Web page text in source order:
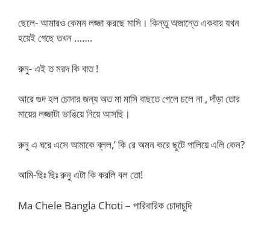
ছেলে- আমারও কেমন লজ্জা করছে মাসি। কিন্তু অজান্তে একবার যখন
হয়েই গেছে তখন …….
রুনু- এই ত মরদ কি বাত !
আরে গুদ হল চোদার জন্য অত মা মাসি বাছতে গেলে চলে না , দাঁড়া তোর
মায়ের লজ্জাটা ভাঙিয়ে নিয়ে আসছি।
রুনু এ ঘরে এসে আমাকে ব্লল,’ কি রে অমন করে ছুটে পালিয়ে এলি কেন?
আমি-ছিঃ ছিঃ রুনু এটা কি করলি বল তো!
Ma Chele Bangla Choti – পারিবারিক চোদাচুদি